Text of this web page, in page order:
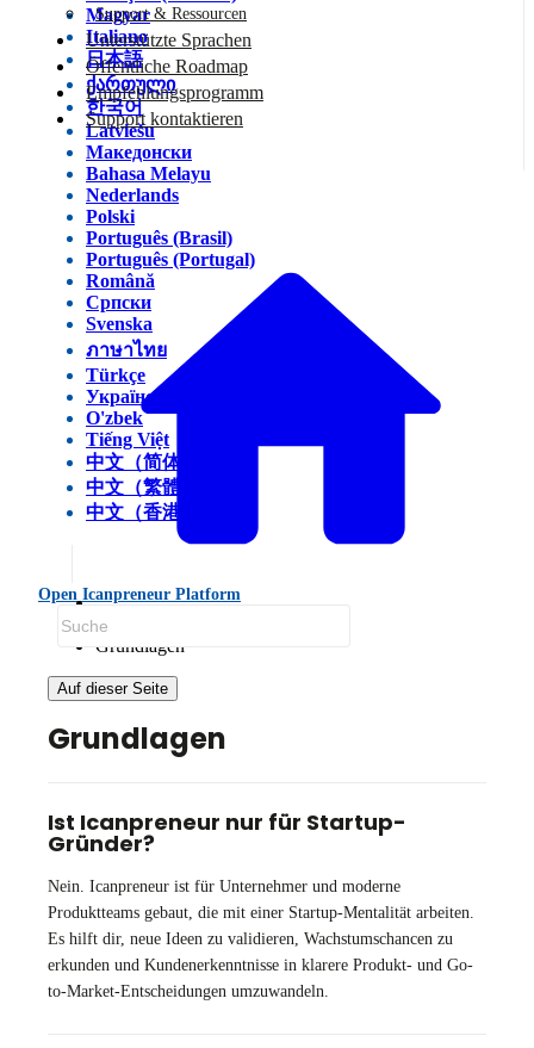
Magyar
Italiano
日本語
ქართული
한국어
Latviešu
Македонски
Bahasa Melayu
Nederlands
Polski
Português (Brasil)
Português (Portugal)
Română
Српски
Svenska
ภาษาไทย
Türkçe
Українська
O'zbek
Tiếng Việt
中文（简体）
中文（繁體）
中文（香港）
Open Icanpreneur Platform
Support & Ressourcen
Unterstützte Sprachen
Öffentliche Roadmap
Empfehlungsprogramm
Support kontaktieren
FAQ
Grundlagen
Auf dieser Seite
Grundlagen
Ist Icanpreneur nur für Startup-
Gründer?
Nein. Icanpreneur ist für Unternehmer und moderne
Produktteams gebaut, die mit einer Startup-Mentalität arbeiten.
Es hilft dir, neue Ideen zu validieren, Wachstumschancen zu
erkunden und Kundenerkenntnisse in klarere Produkt- und Go-
to-Market-Entscheidungen umzuwandeln.